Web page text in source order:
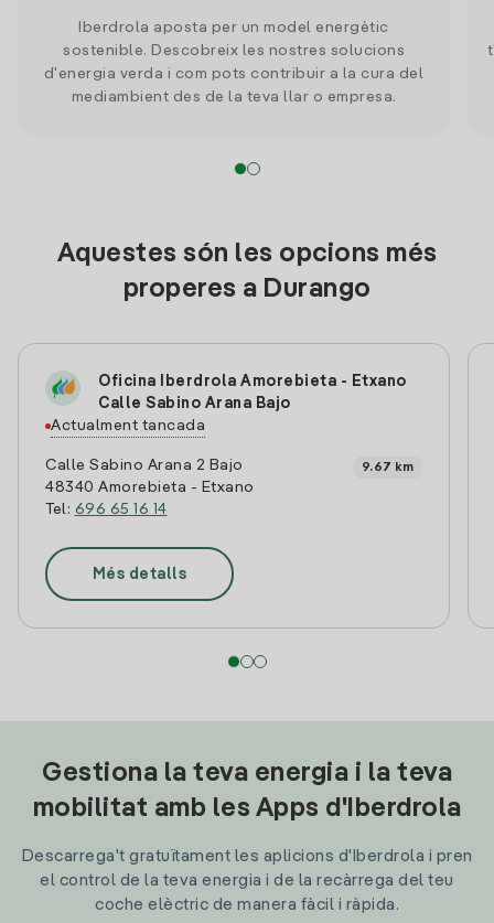
Iberdrola aposta per un model energètic
sostenible. Descobreix les nostres solucions
d'energia verda i com pots contribuir a la cura del
mediambient des de la teva llar o empresa.
Aquestes són les opcions més
properes a Durango
Oficina Iberdrola Amorebieta - Etxano
Calle Sabino Arana Bajo
Actualment tancada
Calle Sabino Arana 2 Bajo
48340 Amorebieta - Etxano
Tel: 696 65 16 14
9.67 km
Més detalls
Gestiona la teva energia i la teva
mobilitat amb les Apps d'Iberdrola
Descarrega't gratuïtament les aplicions d'Iberdrola i pren
el control de la teva energia i de la recàrrega del teu
coche elèctric de manera fàcil i ràpida.